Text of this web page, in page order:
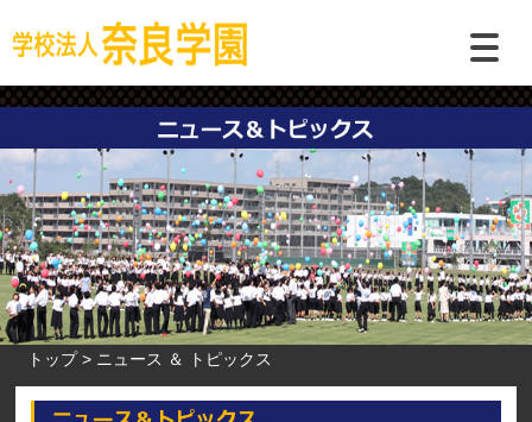
トップ ニュース ＆ トピックス